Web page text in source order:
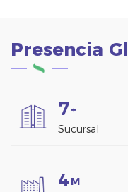
Presencia
7+
Sucursal
4M